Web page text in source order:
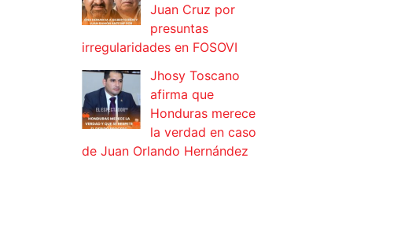
Juan Cruz por
presuntas
irregularidades en FOSOVI
Jhosy Toscano
afirma que
Honduras merece
la verdad en caso
de Juan Orlando Hernández